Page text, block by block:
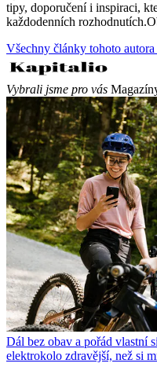
tipy, doporučení i inspiraci,
každodenních
Všechny články tohoto
Vybrali jsme pro vás
Dál bez obav a pořád vlastní
elektrokolo zdravější, než si